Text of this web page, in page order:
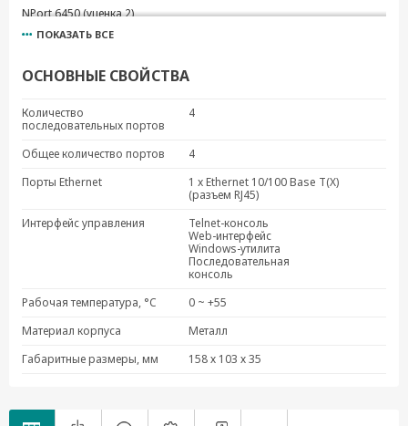
NPort 6450 (уценка 2)
NPort 6450 (уценка 3)
ПОКАЗАТЬ ВСЕ
ОСНОВНЫЕ СВОЙСТВА
Количество
последовательных портов
4
Общее количество портов
4
Порты Ethernet
1 x Ethernet 10/100 Base T(X)
(разъем RJ45)
Интерфейс управления
Telnet-консоль
Web-интерфейс
Windows-утилита
Последовательная
консоль
Рабочая температура, °C
0 ~ +55
Материал корпуса
Металл
Габаритные размеры, мм
158 х 103 х 35